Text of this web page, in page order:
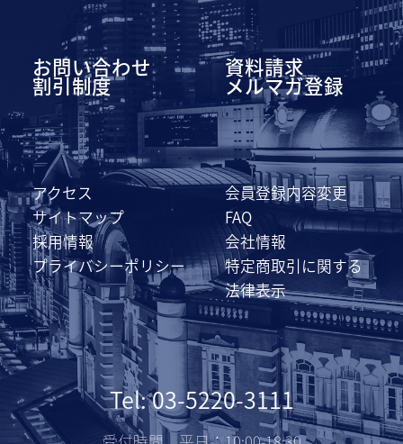
お問い合わせ 資料請求
割引制度 メルマガ登録
アクセス
会員登録内容変更
サイトマップ
FAQ
採用情報
会社情報
プライバシーポリシー
特定商取引に関する
法律表示
Tel: 03-5220-3111